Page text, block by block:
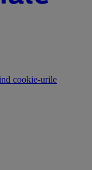
cookie-urile